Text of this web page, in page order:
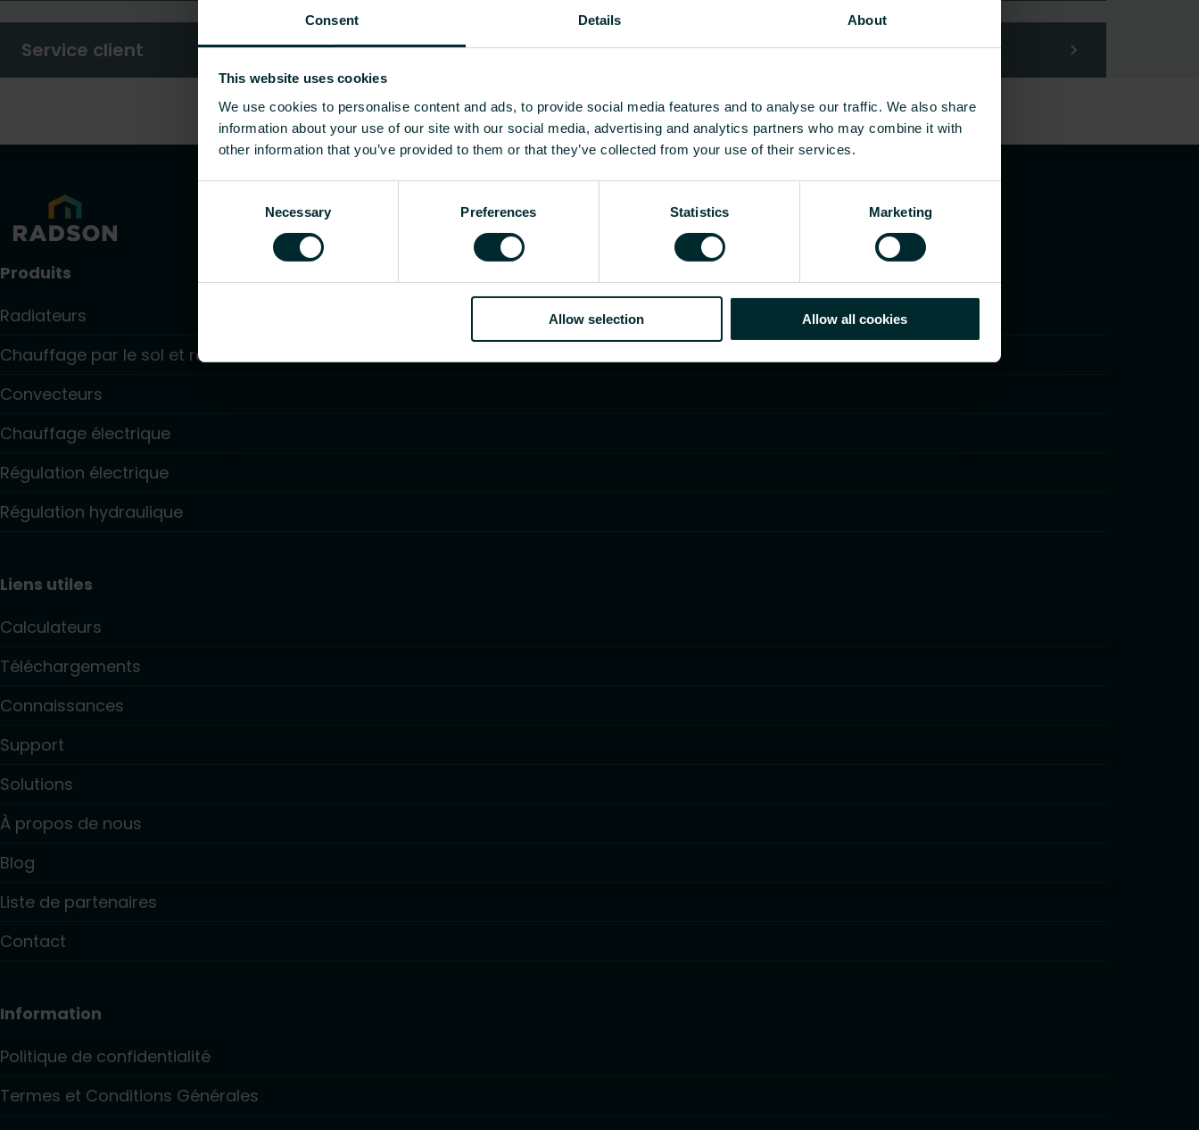
Consent Details About
This website uses cookies
We use cookies to personalise content and ads, to provide social media features and to analyse our traffic. We also share
information about your use of our site with our social media, advertising and analytics partners who may combine it with
other information that you’ve provided to them or that they’ve collected from your use of their services.
Necessary Preferences Statistics Marketing
Allow selection Allow all cookies
Service client
Produits
Radiateurs
Chauffage par le sol et raffraîchissant
Convecteurs
Chauffage électrique
Régulation électrique
Régulation hydraulique
Liens utiles
Calculateurs
Téléchargements
Connaissances
Support
Solutions
À propos de nous
Blog
Liste de partenaires
Contact
Information
Politique de confidentialité
Termes et Conditions Générales